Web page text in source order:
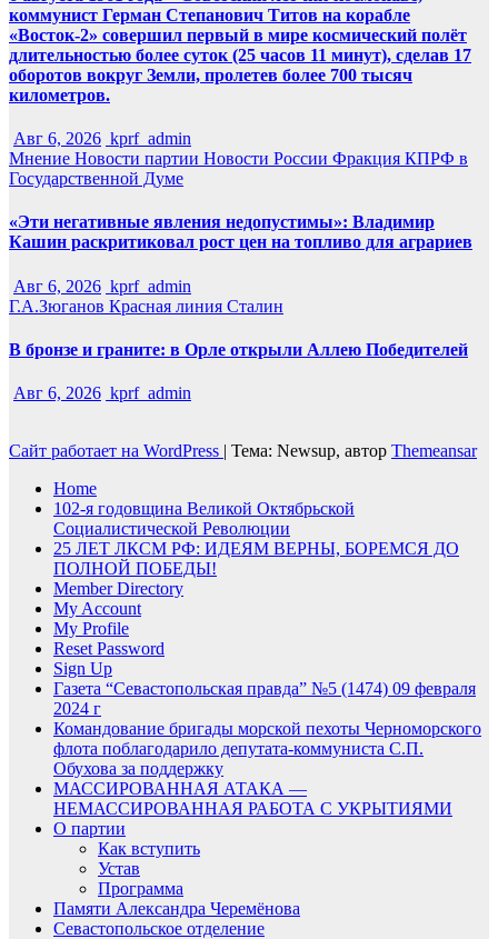
коммунист Герман Степанович Титов на корабле
«Восток-2» совершил первый в мире космический полёт
длительностью более суток (25 часов 11 минут), сделав 17
оборотов вокруг Земли, пролетев более 700 тысяч
километров.
Авг 6, 2026 kprf_admin
Мнение Новости партии Новости России Фракция КПРФ в
Государственной Думе
«Эти негативные явления недопустимы»: Владимир
Кашин раскритиковал рост цен на топливо для аграриев
Авг 6, 2026 kprf_admin
Г.А.Зюганов Красная линия Сталин
В бронзе и граните: в Орле открыли Аллею Победителей
Авг 6, 2026 kprf_admin
Сайт работает на WordPress | Тема: Newsup, автор Themeansar
Home
102-я годовщина Великой Октябрьской
Социалистической Революции
25 ЛЕТ ЛКСМ РФ: ИДЕЯМ ВЕРНЫ, БОРЕМСЯ ДО
ПОЛНОЙ ПОБЕДЫ!
Member Directory
My Account
My Profile
Reset Password
Sign Up
Газета “Севастопольская правда” №5 (1474) 09 февраля
2024 г
Командование бригады морской пехоты Черноморского
флота поблагодарило депутата-коммуниста С.П.
Обухова за поддержку
МАССИРОВАННАЯ АТАКА —
НЕМАССИРОВАННАЯ РАБОТА С УКРЫТИЯМИ
О партии
Как вступить
Устав
Программа
Памяти Александра Черемёнова
Севастопольское отделение